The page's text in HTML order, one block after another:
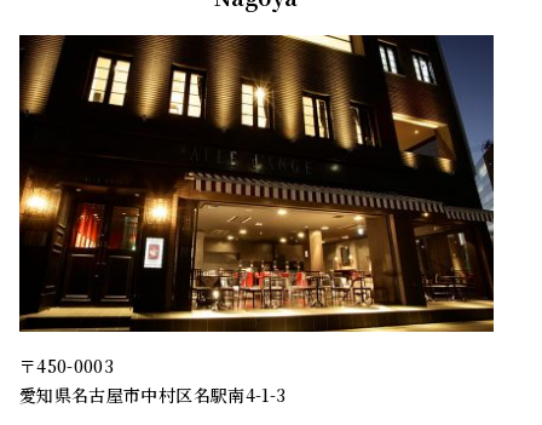
〒450-0003
愛知県名古屋市中村区名駅南4-1-3